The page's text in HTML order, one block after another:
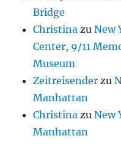
Bridge
Christina zuNew
Center, 9/11
Museum
Zeitreisender zu
Manhattan
Christina zuNew
Manhattan